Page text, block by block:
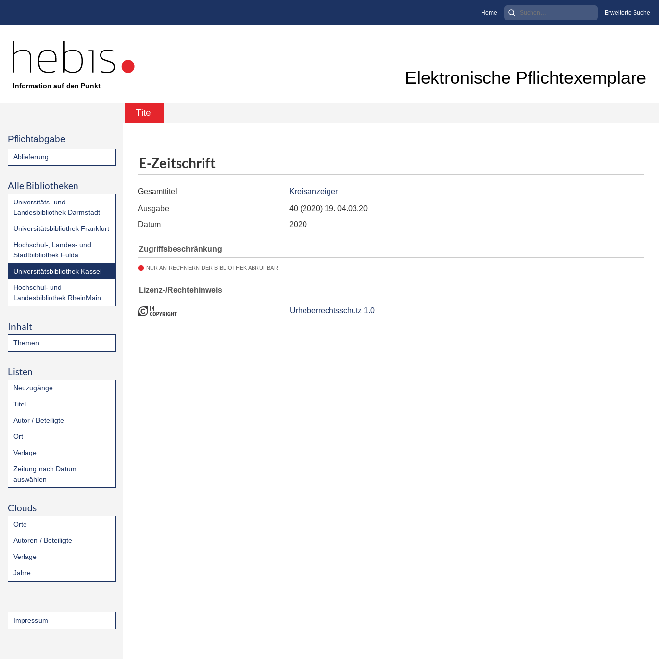
Home Erweiterte Suche
Information auf den Punkt Elektronische Pflichtexemplare
Titel
Pflichtabgabe
Ablieferung
Alle Bibliotheken
Universitäts- und
Landesbibliothek Darmstadt
Universitätsbibliothek Frankfurt
Hochschul-, Landes- und
Stadtbibliothek Fulda
Universitätsbibliothek Kassel
Hochschul- und
Landesbibliothek RheinMain
Inhalt
Themen
Listen
Neuzugänge
Titel
Autor / Beteiligte
Ort
Verlage
Zeitung nach Datum
auswählen
Clouds
Orte
Autoren / Beteiligte
Verlage
Jahre
Impressum
E-Zeitschrift
Gesamttitel Kreisanzeiger
Ausgabe
40 (2020) 19. 04.03.20
Datum
2020
Zugriffsbeschränkung
NUR AN RECHNERN DER BIBLIOTHEK ABRUFBAR
Lizenz-/Rechtehinweis
Urheberrechtsschutz 1.0